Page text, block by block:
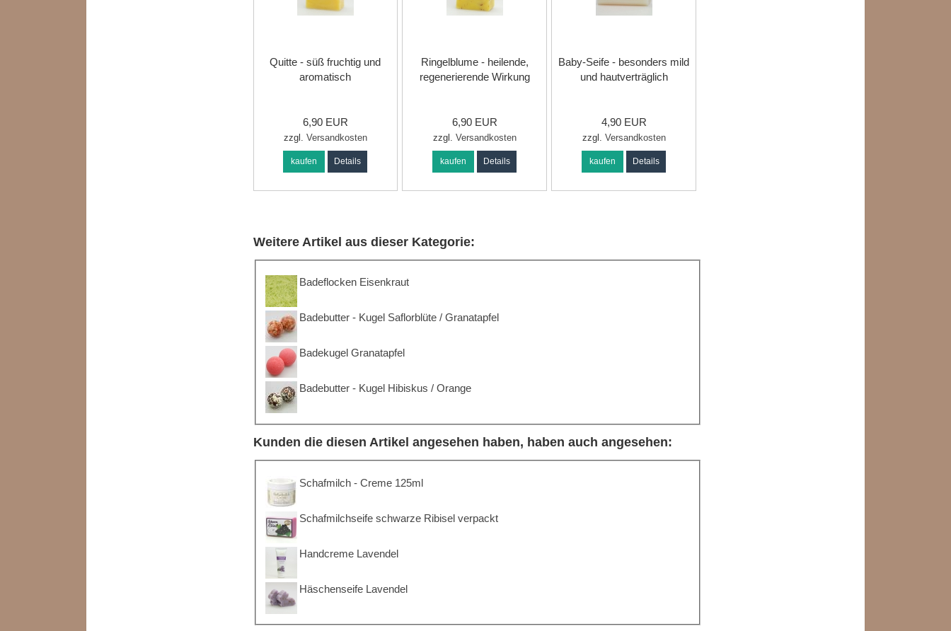
Quitte - süß fruchtig und
aromatisch
6,90 EUR
zzgl. Versandkosten
kaufen Details
Ringelblume - heilende,
regenerierende Wirkung
6,90 EUR
zzgl. Versandkosten
kaufen Details
Baby-Seife - besonders mild
und hautverträglich
4,90 EUR
zzgl. Versandkosten
kaufen Details
Weitere Artikel aus dieser Kategorie:
Badeflocken Eisenkraut
Badebutter - Kugel Saflorblüte / Granatapfel
Badekugel Granatapfel
Badebutter - Kugel Hibiskus / Orange
Kunden die diesen Artikel angesehen haben, haben auch angesehen:
Schafmilch - Creme 125ml
Schafmilchseife schwarze Ribisel verpackt
Handcreme Lavendel
Häschenseife Lavendel